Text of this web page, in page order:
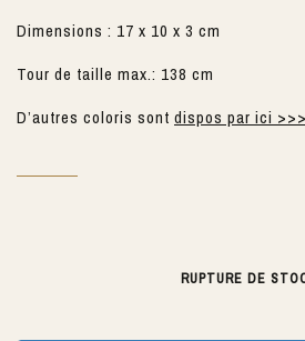
Dimensions : 17 x 10 x 3 cm
Tour de taille max.: 138 cm
D’autres coloris sont dispos par ici >>>
RUPTURE DE